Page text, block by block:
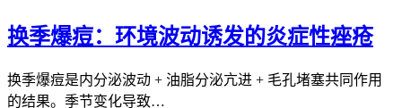
换季爆痘：环境波动诱发的炎症性痤疮
换季爆痘是内分泌波动 + 油脂分泌亢进 + 毛孔堵塞共同作用
的结果。季节变化导致…